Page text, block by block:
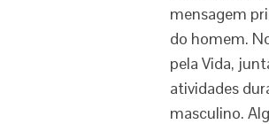
mensagem
do homem.
pela Vida,
atividades
masculino.